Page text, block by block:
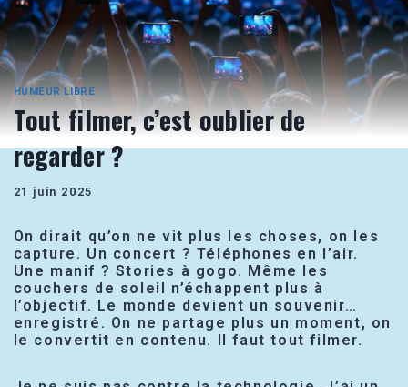
HUMEUR LIBRE
Tout filmer, c’est oublier de
regarder ?
21 juin 2025
On dirait qu’on ne vit plus les choses, on les
capture. Un concert ? Téléphones en l’air.
Une manif ? Stories à gogo. Même les
couchers de soleil n’échappent plus à
l’objectif. Le monde devient un souvenir…
enregistré. On ne partage plus un moment, on
le convertit en contenu. Il faut tout filmer.